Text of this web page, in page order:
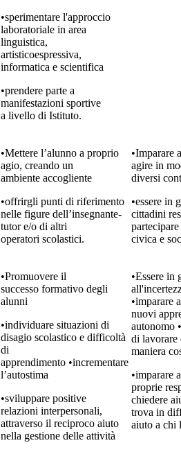
•sperimentare l'approccio
laboratoriale in area
linguistica,
artisticoespressiva,
informatica e scientifica
•prendere parte a
manifestazioni sportive
a livello di Istituto.
•Mettere l’alunno a proprio
agio, creando un
ambiente accogliente
•offrirgli punti di riferimento
nelle figure dell’insegnante-
tutor e/o di altri
operatori scolastici.
•Imparare
agire in
diversi
•essere in
cittadini
civica e
•Promuovere il
successo formativo degli
alunni
•individuare situazioni di
disagio scolastico e difficoltà
di
apprendimento •incrementare
l’autostima
•sviluppare positive
relazioni interpersonali,
attraverso il reciproco aiuto
nella gestione delle attività
•Essere in
•imparare
nuovi
autonomo
di
maniera
•imparare
proprie
chiedere
trova in
aiuto a chi